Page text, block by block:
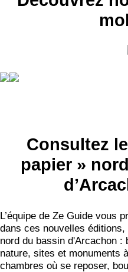
Consultez
papier »
L’équipe de Ze Guide vous
dans ces nouvelles
nord du bassin d'Arcachon :
nature, sites et monuments
chambres où se reposer,